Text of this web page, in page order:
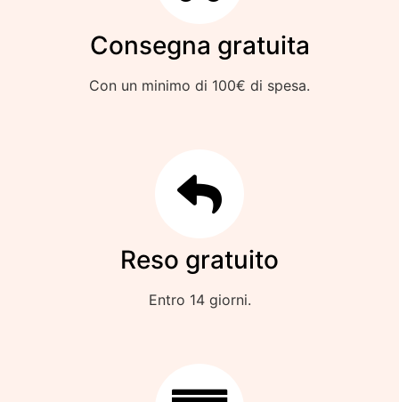
Consegna gratuita
Con un minimo di 100€ di spesa.
Reso gratuito
Entro 14 giorni.